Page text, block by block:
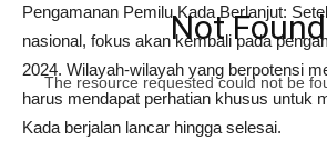
Pengamanan Pemilu Kada Berlanjut:
nasional, fokus akan kembali pada
2024. Wilayah-wilayah yang berpotensi
harus mendapat perhatian khusus untuk
Kada berjalan lancar hingga selesai.
Not Found
The resource requested could not be